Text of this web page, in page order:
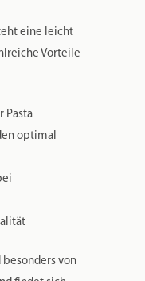
eine leicht
Vorteile
Pasta
optimal
von